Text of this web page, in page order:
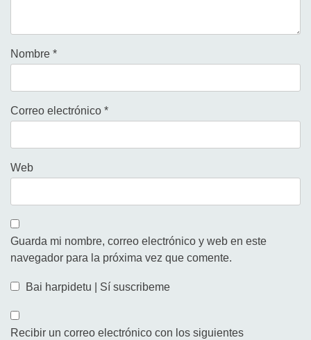
Nombre *
Correo electrónico *
Web
Guarda mi nombre, correo electrónico y web en este
navegador para la próxima vez que comente.
Bai harpidetu | Sí suscribeme
Recibir un correo electrónico con los siguientes